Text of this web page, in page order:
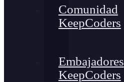
Comunidad
KeepCoders
Embajadores
KeepCoders